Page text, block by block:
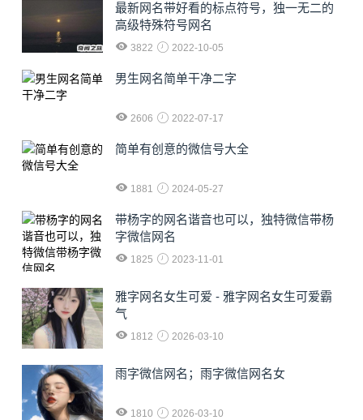
最新网名带好看的标点符号，独一无二的
高级特殊符号网名
3822 2022-10-05
男生网名简单干净二字
2606 2022-07-17
简单有创意的微信号大全
1881 2024-05-27
​带杨字的网名谐音也可以，独特微信带杨
字微信网名
1825 2023-11-01
雅字网名女生可爱 - 雅字网名女生可爱霸
气
1812 2026-03-10
雨字微信网名；雨字微信网名女
1810 2026-03-10